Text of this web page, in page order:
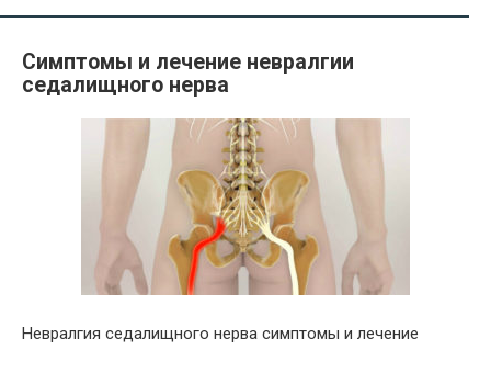
Симптомы и лечение невралгии
седалищного нерва
Невралгия седалищного нерва симптомы и лечение